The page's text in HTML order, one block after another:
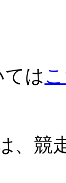
は
、競